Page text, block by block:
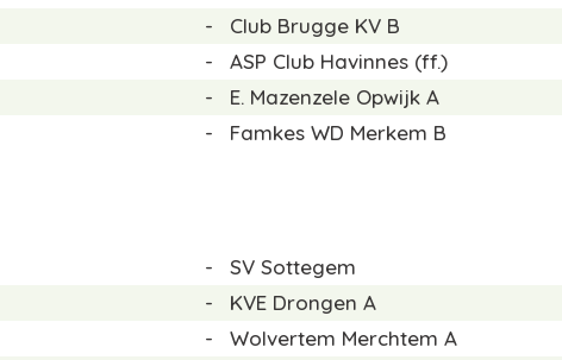
- Club Brugge KV B
- ASP Club Havinnes (ff.)
- E. Mazenzele Opwijk A
- Famkes WD Merkem B
- SV Sottegem
- KVE Drongen A
- Wolvertem Merchtem A